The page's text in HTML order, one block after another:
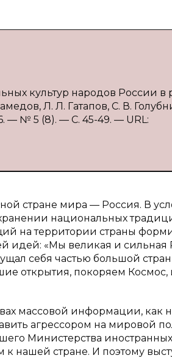
культур народов России в
Л. Л. Гатапов, С. В.
— № 5 (8). — С. 45-49. — URL:
стране мира — Россия. В
национальных
на территории страны
идей: «Мы великая и сильная
себя частью большой
открытия, покоряем
массовой информации, как
агрессором на мировой
Министерства
нашей стране. И поэтому